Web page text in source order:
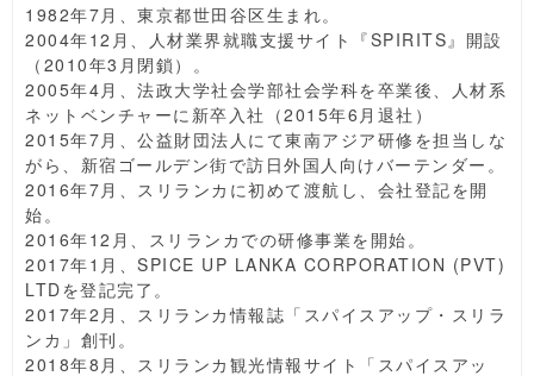
1982年7月、東京都世田谷区生まれ。
2004年12月、人材業界就職支援サイト『SPIRITS』開設
（2010年3月閉鎖）。
2005年4月、法政大学社会学部社会学科を卒業後、人材系
ネットベンチャーに新卒入社（2015年6月退社）
2015年7月、公益財団法人にて東南アジア研修を担当しな
がら、新宿ゴールデン街で訪日外国人向けバーテンダー。
2016年7月、スリランカに初めて渡航し、会社登記を開
始。
2016年12月、スリランカでの研修事業を開始。
2017年1月、SPICE UP LANKA CORPORATION (PVT)
LTDを登記完了。
2017年2月、スリランカ情報誌「スパイスアップ・スリラ
ンカ」創刊。
2018年8月、スリランカ観光情報サイト「スパイスアッ